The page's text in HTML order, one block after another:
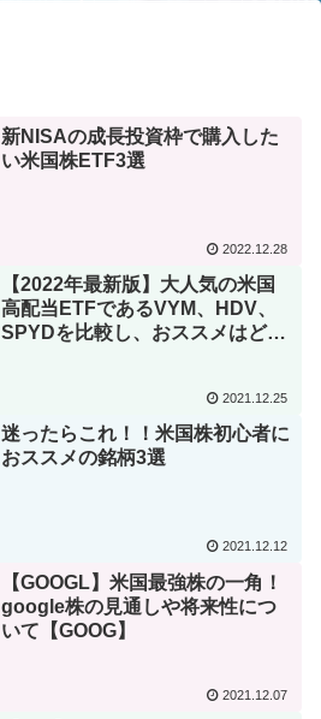
新NISAの成長投資枠で購入した
い米国株ETF3選
2022.12.28
【2022年最新版】大人気の米国
高配当ETFであるVYM、HDV、
SPYDを比較し、おススメはどれ
2021.12.25
迷ったらこれ！！米国株初心者に
おススメの銘柄3選
2021.12.12
【GOOGL】米国最強株の一角！
google株の見通しや将来性につ
いて【GOOG】
2021.12.07